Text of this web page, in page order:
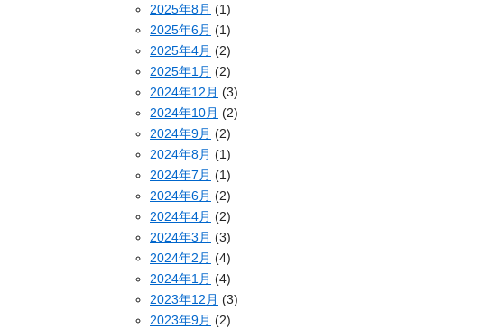
2025年8月 (1)
2025年6月 (1)
2025年4月 (2)
2025年1月 (2)
2024年12月 (3)
2024年10月 (2)
2024年9月 (2)
2024年8月 (1)
2024年7月 (1)
2024年6月 (2)
2024年4月 (2)
2024年3月 (3)
2024年2月 (4)
2024年1月 (4)
2023年12月 (3)
2023年9月 (2)